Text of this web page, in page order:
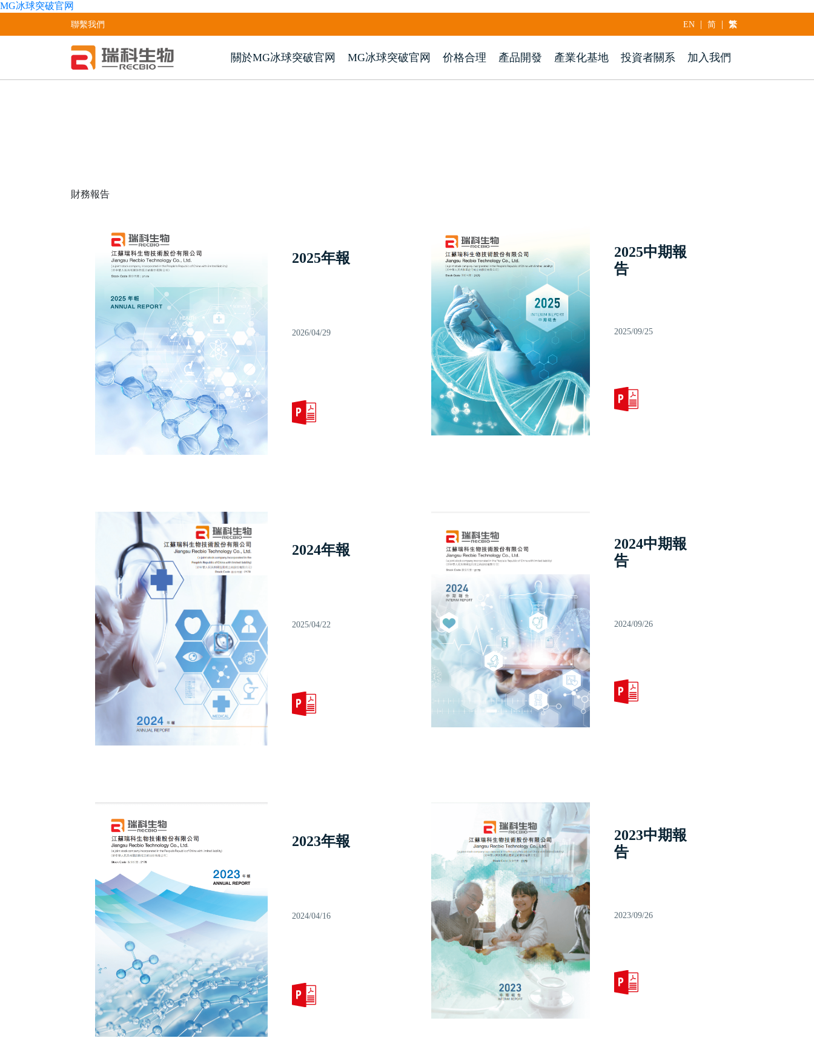
MG冰球突破官网
聯繫我們 EN | 简 | 繁
關於MG冰球突破官网 MG冰球突破官网 价格合理 產品開發 產業化基地 投資者關系 加入我們
財務報告
2025年報
2026/04/29
2025中期報
告
2025/09/25
2024年報
2025/04/22
2024中期報
告
2024/09/26
2023年報
2024/04/16
2023中期報
告
2023/09/26